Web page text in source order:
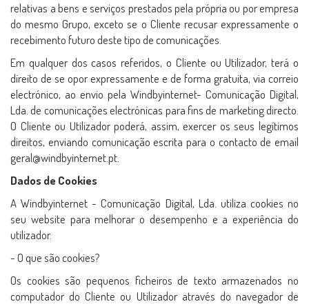
relativas a bens e serviços prestados pela própria ou por empresa
do mesmo Grupo, exceto se o Cliente recusar expressamente o
recebimento futuro deste tipo de comunicações.
Em qualquer dos casos referidos, o Cliente ou Utilizador, terá o
direito de se opor expressamente e de forma gratuita, via correio
electrónico, ao envio pela Windbyinternet- Comunicação Digital,
Lda. de comunicações electrónicas para fins de marketing directo.
O Cliente ou Utilizador poderá, assim, exercer os seus legítimos
direitos, enviando comunicação escrita para o contacto de email
geral@windbyinternet.pt.
Dados de Cookies
A Windbyinternet - Comunicação Digital, Lda. utiliza cookies no
seu website para melhorar o desempenho e a experiência do
utilizador.
- O que são cookies?
Os cookies são pequenos ficheiros de texto armazenados no
computador do Cliente ou Utilizador através do navegador de